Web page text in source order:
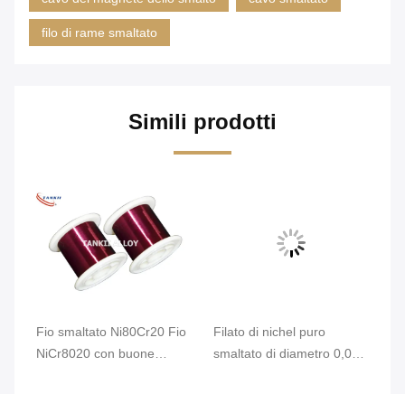
filo di rame smaltato
Simili prodotti
Fio smaltato Ni80Cr20 Fio
NiCr8020 con buone
Filato di nichel puro
smaltato di diametro 0,08